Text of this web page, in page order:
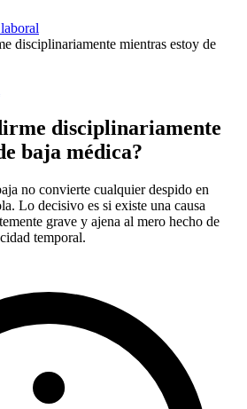
disciplinariamente mientras estoy de
disciplinariamente
baja médica?
no convierte cualquier despido en
Lo decisivo es si existe una causa
grave y ajena al mero hecho de
temporal.